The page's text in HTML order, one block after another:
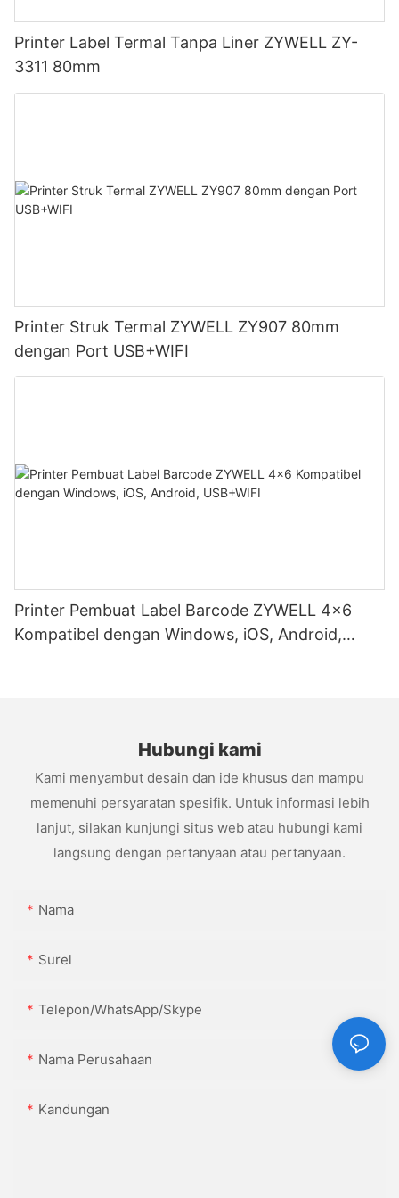
Printer Label Termal Tanpa Liner ZYWELL ZY-
3311 80mm
Printer Struk Termal ZYWELL ZY907 80mm
dengan Port USB+WIFI
Printer Pembuat Label Barcode ZYWELL 4x6
Kompatibel dengan Windows, iOS, Android,
Hubungi kami
Kami menyambut desain dan ide khusus dan mampu
memenuhi persyaratan spesifik. Untuk informasi lebih
lanjut, silakan kunjungi situs web atau hubungi kami
langsung dengan pertanyaan atau pertanyaan.
Nama
Surel
Telepon/WhatsApp/Skype
Nama Perusahaan
Kandungan